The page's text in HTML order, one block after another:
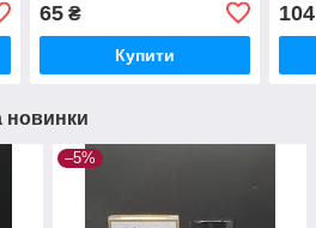
65₴
Купити
104
новинки
–5%